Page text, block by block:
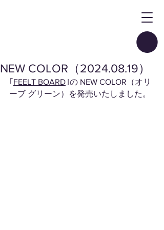
NEW COLOR（2024.08.19）
｢ FEELT BOARD ｣の NEW COLOR（オリ
ーブ グリーン）を発売いたしました。